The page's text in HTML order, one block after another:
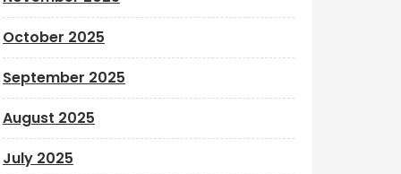
October 2025
September 2025
August 2025
July 2025